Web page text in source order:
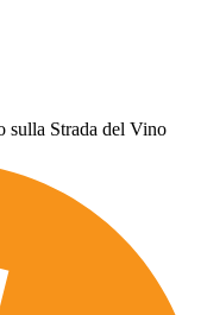
sulla Strada del Vino